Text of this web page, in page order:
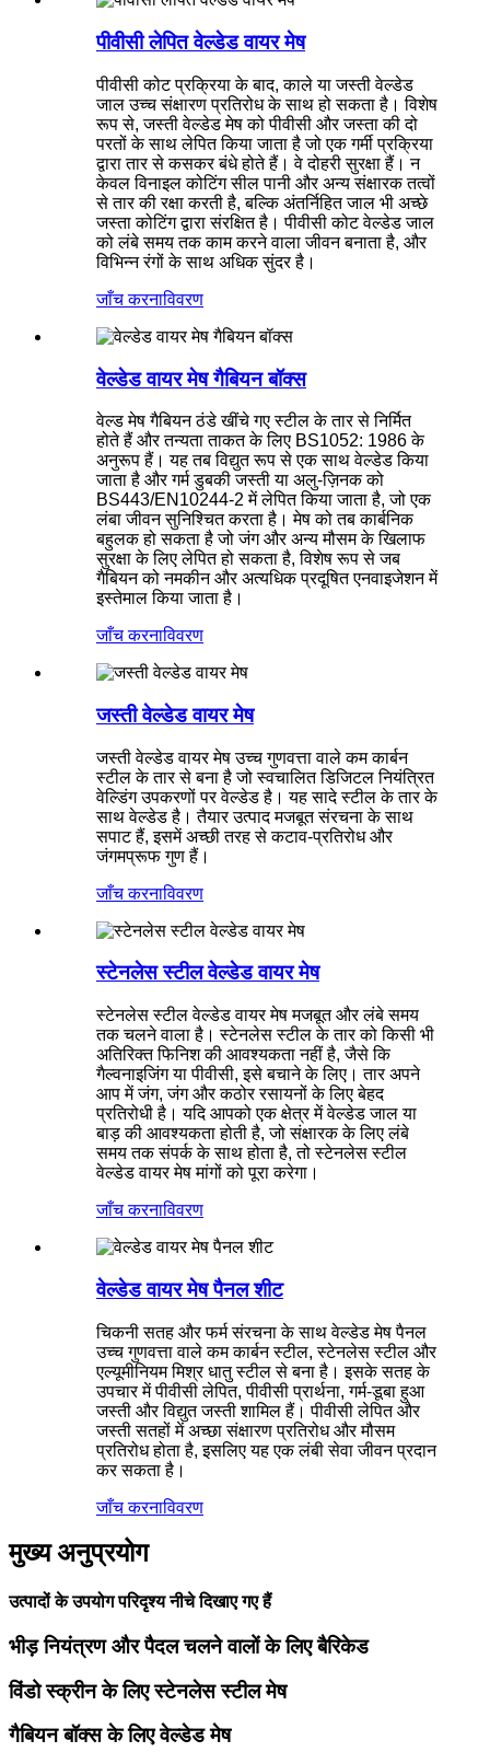
पीवीसी लेपित वेल्डेड वायर मेष
पीवीसी कोट प्रक्रिया के बाद, काले या जस्ती वेल्डेड
जाल उच्च संक्षारण प्रतिरोध के साथ हो सकता है। विशेष
रूप से, जस्ती वेल्डेड मेष को पीवीसी और जस्ता की दो
परतों के साथ लेपित किया जाता है जो एक गर्मी प्रक्रिया
द्वारा तार से कसकर बंधे होते हैं। वे दोहरी सुरक्षा हैं। न
केवल विनाइल कोटिंग सील पानी और अन्य संक्षारक तत्वों
से तार की रक्षा करती है, बल्कि अंतर्निहित जाल भी अच्छे
जस्ता कोटिंग द्वारा संरक्षित है। पीवीसी कोट वेल्डेड जाल
को लंबे समय तक काम करने वाला जीवन बनाता है, और
विभिन्न रंगों के साथ अधिक सुंदर है।
जाँच करनाविवरण
वेल्डेड वायर मेष गैबियन बॉक्स
वेल्ड मेष गैबियन ठंडे खींचे गए स्टील के तार से निर्मित
होते हैं और तन्यता ताकत के लिए BS1052: 1986 के
अनुरूप हैं। यह तब विद्युत रूप से एक साथ वेल्डेड किया
जाता है और गर्म डुबकी जस्ती या अलु-ज़िनक को
BS443/EN10244-2 में लेपित किया जाता है, जो एक
लंबा जीवन सुनिश्चित करता है। मेष को तब कार्बनिक
बहुलक हो सकता है जो जंग और अन्य मौसम के खिलाफ
सुरक्षा के लिए लेपित हो सकता है, विशेष रूप से जब
गैबियन को नमकीन और अत्यधिक प्रदूषित एनवाइजेशन में
इस्तेमाल किया जाता है।
जाँच करनाविवरण
जस्ती वेल्डेड वायर मेष
जस्ती वेल्डेड वायर मेष उच्च गुणवत्ता वाले कम कार्बन
स्टील के तार से बना है जो स्वचालित डिजिटल नियंत्रित
वेल्डिंग उपकरणों पर वेल्डेड है। यह सादे स्टील के तार के
साथ वेल्डेड है। तैयार उत्पाद मजबूत संरचना के साथ
सपाट हैं, इसमें अच्छी तरह से कटाव-प्रतिरोध और
जंगमप्रूफ गुण हैं।
जाँच करनाविवरण
स्टेनलेस स्टील वेल्डेड वायर मेष
स्टेनलेस स्टील वेल्डेड वायर मेष मजबूत और लंबे समय
तक चलने वाला है। स्टेनलेस स्टील के तार को किसी भी
अतिरिक्त फिनिश की आवश्यकता नहीं है, जैसे कि
गैल्वनाइजिंग या पीवीसी, इसे बचाने के लिए। तार अपने
आप में जंग, जंग और कठोर रसायनों के लिए बेहद
प्रतिरोधी है। यदि आपको एक क्षेत्र में वेल्डेड जाल या
बाड़ की आवश्यकता होती है, जो संक्षारक के लिए लंबे
समय तक संपर्क के साथ होता है, तो स्टेनलेस स्टील
वेल्डेड वायर मेष मांगों को पूरा करेगा।
जाँच करनाविवरण
वेल्डेड वायर मेष पैनल शीट
चिकनी सतह और फर्म संरचना के साथ वेल्डेड मेष पैनल
उच्च गुणवत्ता वाले कम कार्बन स्टील, स्टेनलेस स्टील और
एल्यूमीनियम मिश्र धातु स्टील से बना है। इसके सतह के
उपचार में पीवीसी लेपित, पीवीसी प्रार्थना, गर्म-डूबा हुआ
जस्ती और विद्युत जस्ती शामिल हैं। पीवीसी लेपित और
जस्ती सतहों में अच्छा संक्षारण प्रतिरोध और मौसम
प्रतिरोध होता है, इसलिए यह एक लंबी सेवा जीवन प्रदान
कर सकता है।
जाँच करनाविवरण
मुख्य अनुप्रयोग
उत्पादों के उपयोग परिदृश्य नीचे दिखाए गए हैं
भीड़ नियंत्रण और पैदल चलने वालों के लिए बैरिकेड
विंडो स्क्रीन के लिए स्टेनलेस स्टील मेष
गैबियन बॉक्स के लिए वेल्डेड मेष